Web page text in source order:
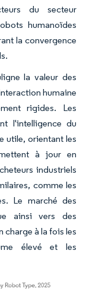
du secteur
humanoïdes
la convergence
la valeur des
humaine
rigides. Les
l'intelligence du
utile, orientant les
à jour en
industriels
comme les
Le marché des
ainsi vers des
charge à la fois les
élevé et les